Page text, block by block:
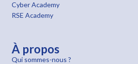
Cyber Academy
RSE Academy
À propos
Qui sommes-nous ?